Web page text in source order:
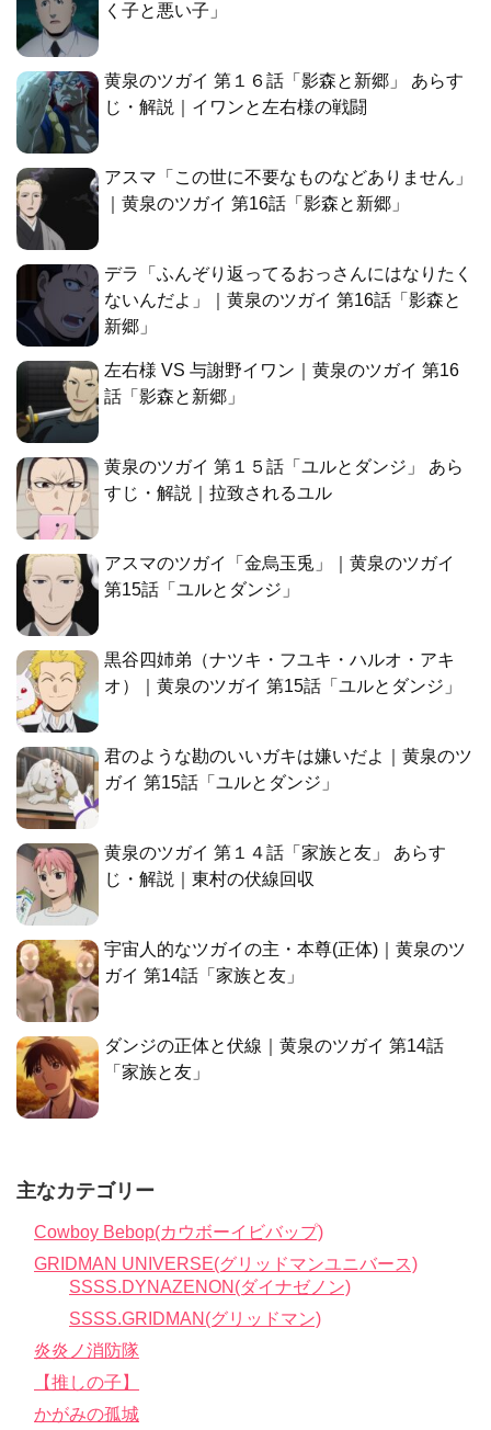
く子と悪い子」
黄泉のツガイ 第１６話「影森と新郷」 あらす
じ・解説｜イワンと左右様の戦闘
アスマ「この世に不要なものなどありません」
｜黄泉のツガイ 第16話「影森と新郷」
デラ「ふんぞり返ってるおっさんにはなりたく
ないんだよ」｜黄泉のツガイ 第16話「影森と
新郷」
左右様 VS 与謝野イワン｜黄泉のツガイ 第16
話「影森と新郷」
黄泉のツガイ 第１５話「ユルとダンジ」 あら
すじ・解説｜拉致されるユル
アスマのツガイ「金烏玉兎」｜黄泉のツガイ
第15話「ユルとダンジ」
黒谷四姉弟（ナツキ・フユキ・ハルオ・アキ
オ）｜黄泉のツガイ 第15話「ユルとダンジ」
君のような勘のいいガキは嫌いだよ｜黄泉のツ
ガイ 第15話「ユルとダンジ」
黄泉のツガイ 第１４話「家族と友」 あらす
じ・解説｜東村の伏線回収
宇宙人的なツガイの主・本尊(正体)｜黄泉のツ
ガイ 第14話「家族と友」
ダンジの正体と伏線｜黄泉のツガイ 第14話
「家族と友」
主なカテゴリー
Cowboy Bebop(カウボーイビバップ)
GRIDMAN UNIVERSE(グリッドマンユニバース)
SSSS.DYNAZENON(ダイナゼノン)
SSSS.GRIDMAN(グリッドマン)
炎炎ノ消防隊
【推しの子】
かがみの孤城